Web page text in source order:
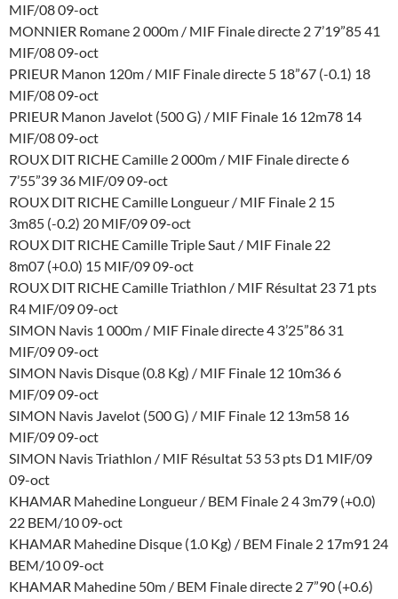
MIF/08 09-oct
MONNIER Romane 2 000m / MIF Finale directe 2 7’19”85 41
MIF/08 09-oct
PRIEUR Manon 120m / MIF Finale directe 5 18”67 (-0.1) 18
MIF/08 09-oct
PRIEUR Manon Javelot (500 G) / MIF Finale 16 12m78 14
MIF/08 09-oct
ROUX DIT RICHE Camille 2 000m / MIF Finale directe 6
7’55”39 36 MIF/09 09-oct
ROUX DIT RICHE Camille Longueur / MIF Finale 2 15
3m85 (-0.2) 20 MIF/09 09-oct
ROUX DIT RICHE Camille Triple Saut / MIF Finale 22
8m07 (+0.0) 15 MIF/09 09-oct
ROUX DIT RICHE Camille Triathlon / MIF Résultat 23 71 pts
R4 MIF/09 09-oct
SIMON Navis 1 000m / MIF Finale directe 4 3’25”86 31
MIF/09 09-oct
SIMON Navis Disque (0.8 Kg) / MIF Finale 12 10m36 6
MIF/09 09-oct
SIMON Navis Javelot (500 G) / MIF Finale 12 13m58 16
MIF/09 09-oct
SIMON Navis Triathlon / MIF Résultat 53 53 pts D1 MIF/09
09-oct
KHAMAR Mahedine Longueur / BEM Finale 2 4 3m79 (+0.0)
22 BEM/10 09-oct
KHAMAR Mahedine Disque (1.0 Kg) / BEM Finale 2 17m91 24
BEM/10 09-oct
KHAMAR Mahedine 50m / BEM Finale directe 2 7”90 (+0.6)